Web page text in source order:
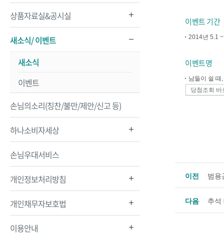
상품자료실&공시실
새소식/ 이벤트
새소식
이벤트
손님의소리(칭찬/불만/제안/신고 등)
하나소비자세상
손님우대서비스
개인정보처리방침
개인채무자보호법
이용안내
이벤트 기간
2014년 5.1
이벤트명
남들이 쉴 때
당첨조회 바
이전 범용
다음 추석